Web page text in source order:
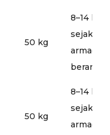
50 kg
8–14 hari
sejak
armada
50 kg
8–14 hari
sejak
armada